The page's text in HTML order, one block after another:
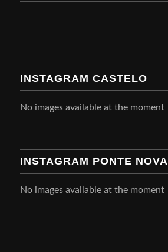
INSTAGRAM CASTELO
No images available at the moment
INSTAGRAM PONTE NOVA
No images available at the moment